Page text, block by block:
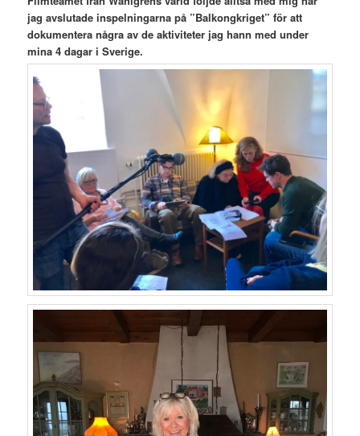
jag avslutade inspelningarna på ”Balkongkriget” för att
dokumentera några av deaktiviteter jag hann med under
mina 4 dagar i Sverige.